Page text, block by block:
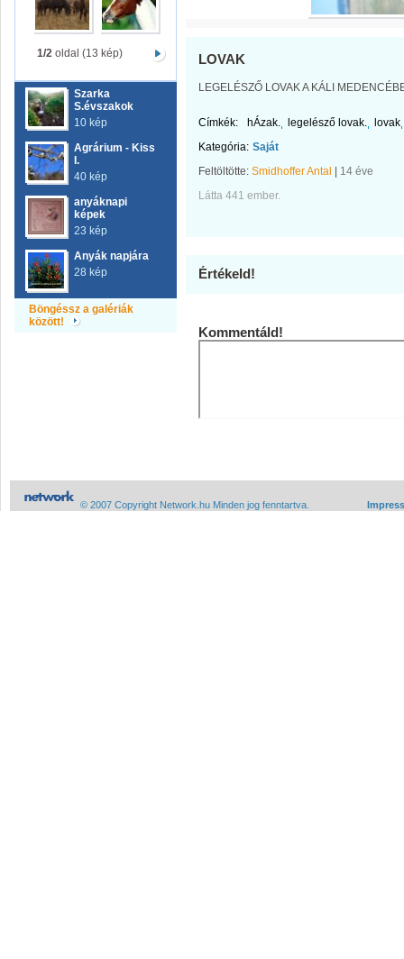
1/2oldal (13 kép)
Szarka
S.évszakok
10 kép
Agrárium - Kiss
I.
40 kép
anyáknapi
képek
23 kép
Anyák napjára
28 kép
Böngéssz a galériák
között!
LOVAK
LEGELÉSZŐ LOVAK A KÁLI
Címkék: hÁzak. legelésző lovak.
lovak
Kategória: Saját
Feltöltötte: Smidhoffer Antal
14 éve
Látta 441 ember.
Értékeld!
Kommentáld!
© 2007 Copyright Network.hu Minden jog fenntartva.